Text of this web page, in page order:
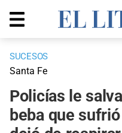
SUCESOS
Santa Fe
Policías le
beba que